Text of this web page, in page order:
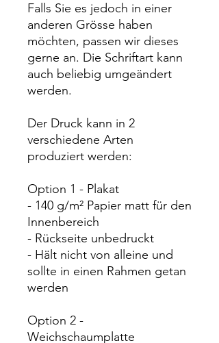
Falls Sie es jedoch in einer
anderen Grösse haben
möchten, passen wir dieses
gerne an. Die Schriftart kann
auch beliebig umgeändert
werden.
Der Druck kann in 2
verschiedene Arten
produziert werden:
Option 1 - Plakat
- 140 g/m² Papier matt für den
Innenbereich
- Rückseite unbedruckt
- Hält nicht von alleine und
sollte in einen Rahmen getan
werden
Option 2 -
Weichschaumplatte